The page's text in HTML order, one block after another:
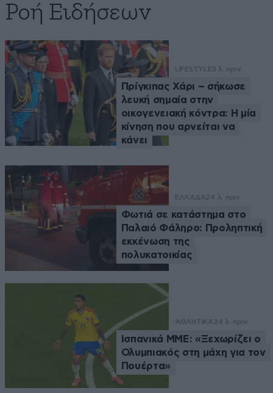
Ροή Ειδήσεων
LIFESTYLE5 λ. πριν
Πρίγκιπας Χάρι – σήκωσε
λευκή σημαία στην
οικογενειακή κόντρα: Η μία
κίνηση που αρνείται να
κάνει
ΕΛΛΑΔΑ24 λ. πριν
Φωτιά σε κατάστημα στο
Παλαιό Φάληρο: Προληπτική
εκκένωση της
πολυκατοικίας
ΑΘΛΗΤΙΚΑ 24 λ. πριν
Ισπανικά ΜΜΕ: «Ξεχωρίζει ο
Ολυμπιακός στη μάχη για τον
Πουέρτα»